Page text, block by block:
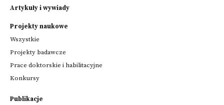
Artykuły i wywiady
Projekty naukowe
Wszystkie
Projekty badawcze
Prace doktorskie i habilitacyjne
Konkursy
Publikacje